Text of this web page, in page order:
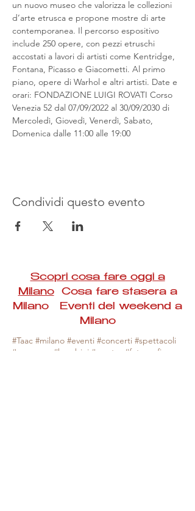
un nuovo museo che valorizza le collezioni
d’arte etrusca e propone mostre di arte
contemporanea. Il percorso espositivo
include 250 opere, con pezzi etruschi
accostati a lavori di artisti come Kentridge,
Fontana, Picasso e Giacometti. Al primo
piano, opere di Warhol e altri artisti. Date e
orari: FONDAZIONE LUIGI ROVATI Corso
Venezia 52 dal 07/09/2022 al 30/09/2030 di
Mercoledì, Giovedì, Venerdì, Sabato,
Domenica dalle 11:00 alle 19:00
Condividi questo evento
Scopri cosa fare oggi a
MilanoCosa fare stasera a
Milano Eventi del weekend a
Milano
#Taac #milano #eventi #concerti #spettacoli
#rassegne #bambini #mostre #fotografia